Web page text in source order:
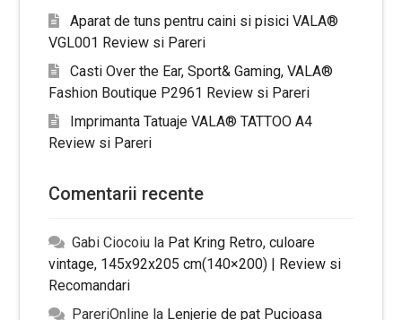
Aparat de tuns pentru caini si pisici VALA®
VGL001 Review si Pareri
Casti Over the Ear, Sport& Gaming, VALA®
Fashion Boutique P2961 Review si Pareri
Imprimanta Tatuaje VALA® TATTOO A4
Review si Pareri
Comentarii recente
Gabi Ciocoiu la Pat Kring Retro, culoare
vintage, 145x92x205 cm(140×200) | Review si
Recomandari
PareriOnline la Lenjerie de pat Pucioasa